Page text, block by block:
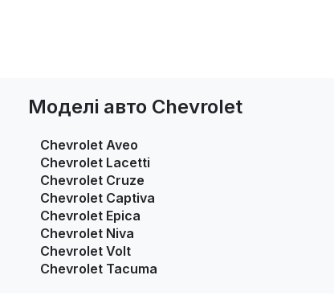
Моделі авто Chevrolet
Chevrolet Aveo
Chevrolet Lacetti
Chevrolet Cruze
Chevrolet Captiva
Chevrolet Epica
Chevrolet Niva
Chevrolet Volt
Chevrolet Tacuma